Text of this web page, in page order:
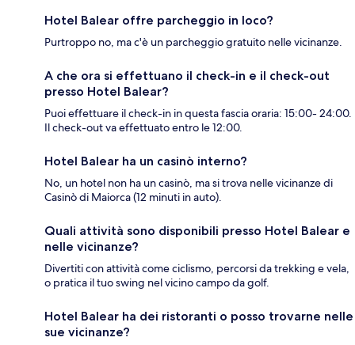
Hotel Balear offre parcheggio in loco?
Purtroppo no, ma c'è un parcheggio gratuito nelle vicinanze.
A che ora si effettuano il check-in e il check-out
presso Hotel Balear?
Puoi effettuare il check-in in questa fascia oraria: 15:00- 24:00.
Il check-out va effettuato entro le 12:00.
Hotel Balear ha un casinò interno?
No, un hotel non ha un casinò, ma si trova nelle vicinanze di
Casinò di Maiorca (12 minuti in auto).
Quali attività sono disponibili presso Hotel Balear e
nelle vicinanze?
Divertiti con attività come ciclismo, percorsi da trekking e vela,
o pratica il tuo swing nel vicino campo da golf.
Hotel Balear ha dei ristoranti o posso trovarne nelle
sue vicinanze?